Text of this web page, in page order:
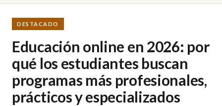
DESTACADO
Educación online en 2026: por
qué los estudiantes buscan
programas más profesionales,
prácticos y especializados